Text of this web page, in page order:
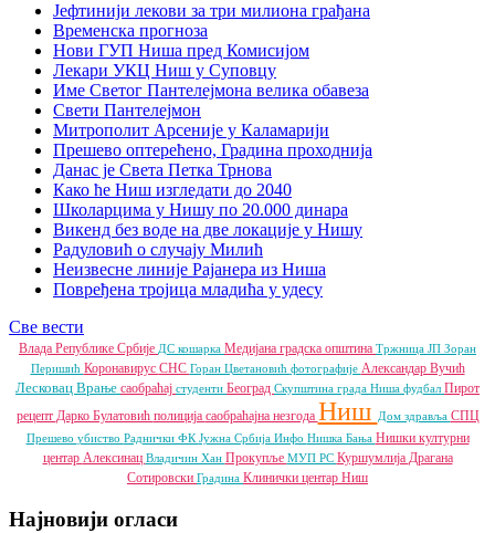
Јефтинији лекови за три милиона грађана
Временска прогноза
Нови ГУП Ниша пред Комисијом
Лекари УКЦ Ниш у Суповцу
Име Светог Пантелејмона велика обавеза
Свети Пантелејмон
Митрополит Арсеније у Каламарији
Прешево оптерећено, Градина проходнија
Данас је Света Петка Трнова
Како ће Ниш изгледати до 2040
Школарцима у Нишу по 20.000 динара
Викенд без воде на две локације у Нишу
Радуловић о случају Милић
Неизвесне линије Рајанера из Ниша
Повређена тројица младића у удесу
Све вести
Влада Републике Србије ДС кошарка Медијана градска општина Тржница ЈП Зоран
Перишић Коронавирус СНС Горан Цветановић фотографије Александар Вучић
Лесковац Врање саобраћај студенти Београд Скупштина града Ниша фудбал Пирот
рецепт Дарко Булатовић полиција саобраћајна незгода Ниш Дом здравља СПЦ
Прешево убиство Раднички ФК Јужна Србија Инфо Нишка Бања Нишки културни
центар Алексинац Владичин Хан Прокупље МУП РС Куршумлија Драгана
Сотировски Градина Клинички центар Ниш
Најновији огласи